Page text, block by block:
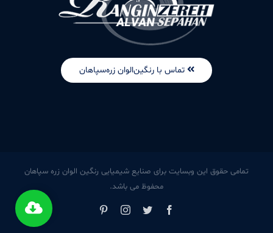
تماس با رنگین‌الوان زره‌سپاهان
تمامی حقوق این وبسایت برای صنایع شیمیایی رنگین الوان زره سپاهان
محفوظ می باشد.
Facebook
Twitter
Instagram